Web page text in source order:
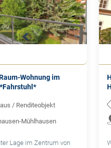
Wohnung im
/ Renditeobjekt
Mühlhausen
Lage im Zentrum von